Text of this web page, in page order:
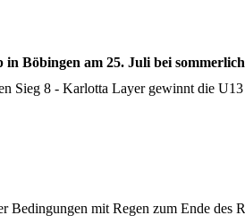
Böbingen am 25. Juli bei
Sieg 8 - Karlotta Layer gewinnt die
mit Regen zum Ende des